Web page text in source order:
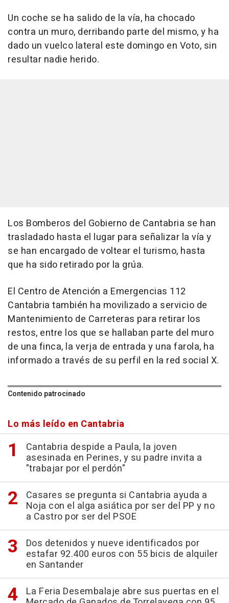
Un coche se ha salido de la vía, ha chocado
contra un muro, derribando parte del mismo, y ha
dado un vuelco lateral este domingo en Voto, sin
resultar nadie herido.
Los Bomberos del Gobierno de Cantabria se han
trasladado hasta el lugar para señalizar la vía y
se han encargado de voltear el turismo, hasta
que ha sido retirado por la grúa.
El Centro de Atención a Emergencias 112
Cantabria también ha movilizado a servicio de
Mantenimiento de Carreteras para retirar los
restos, entre los que se hallaban parte del muro
de una finca, la verja de entrada y una farola, ha
informado a través de su perfil en la red social X.
Contenido patrocinado
Lo más leído en Cantabria
Cantabria despide a Paula, la joven
asesinada en Perines, y su padre invita a
"trabajar por el perdón"
Casares se pregunta si Cantabria ayuda a
Noja con el alga asiática por ser del PP y no
a Castro por ser del PSOE
Dos detenidos y nueve identificados por
estafar 92.400 euros con 55 bicis de alquiler
en Santander
La Feria Desembalaje abre sus puertas en el